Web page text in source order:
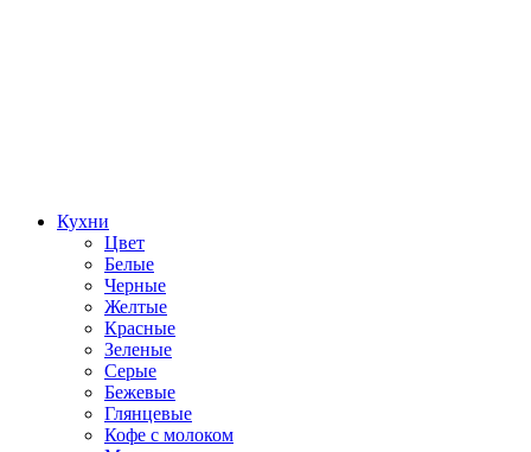
Кухни
Цвет
Белые
Черные
Желтые
Красные
Зеленые
Серые
Бежевые
Глянцевые
Кофе с молоком